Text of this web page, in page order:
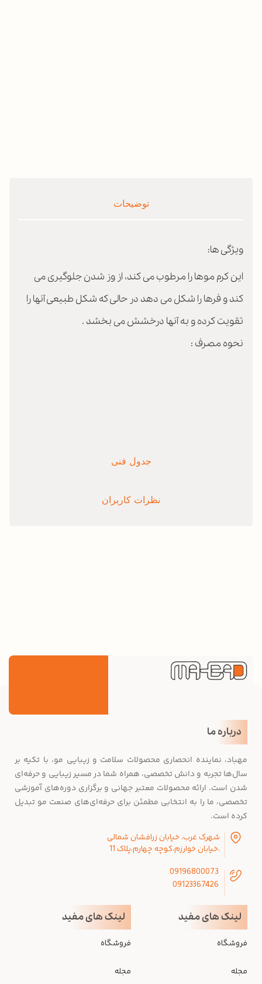
توضیحات
جدول فنی
نظرات کاربران
ویژگی ها:
این کرم موها را مرطوب می کند، از وز شدن جلوگیری می
کند و فرها را شکل می دهد در حالی که شکل طبیعی آنها را
تقویت کرده و به آنها درخشش می بخشد .
نحوه مصرف :
درباره ما
مهباد، نماینده انحصاری محصولات سلامت و زیبایی مو، با تکیه بر
سال‌ها تجربه و دانش تخصصی، همراه شما در مسیر زیبایی و حرفه‌ای
شدن است. ارائه محصولات معتبر جهانی و برگزاری دوره‌های آموزشی
تخصصی، ما را به انتخابی مطمئن برای حرفه‌ای‌های صنعت مو تبدیل
کرده است.
شهرک غرب، خیابان زرافشان شمالی
،خیابان خوارزم،کوچه چهارم،پلاک 11
09196800073
09123367426
لینک های مفید
فروشگاه
مجله
لینک های مفید
فروشگاه
مجله